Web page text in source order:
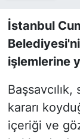
İstanbul
işlemlerine
kararı
içeriği ve
SİYASET
SON
SPOR